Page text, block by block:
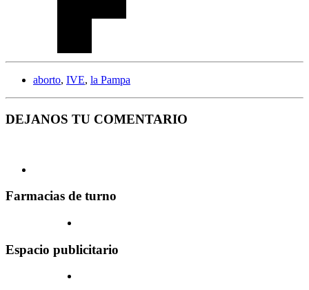
aborto, IVE, la Pampa
DEJANOS TU COMENTARIO
Farmacias de turno
Espacio publicitario